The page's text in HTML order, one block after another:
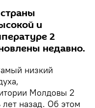
и
2
недавно.
низкий
Молдовы 2
назад. Об этом